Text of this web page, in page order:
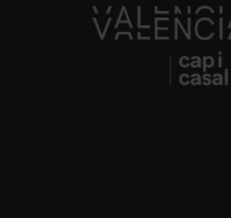
https://